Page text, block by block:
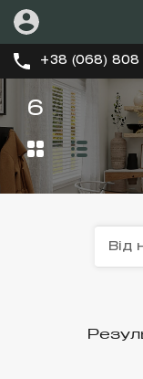
+38 (068) 808
6
Від